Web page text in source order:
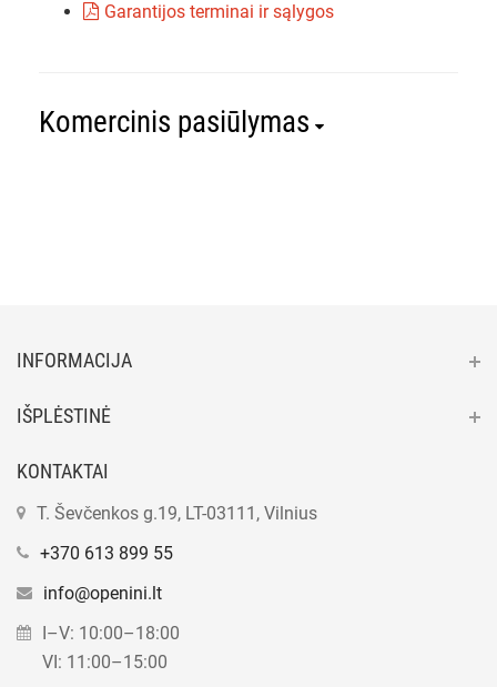
Garantijos terminai ir sąlygos
Komercinis pasiūlymas
INFORMACIJA
IŠPLĖSTINĖ
KONTAKTAI
T. Ševčenkos g.19, LT-03111, Vilnius
+370 613 899 55
info@openini.lt
I–V: 10:00–18:00
VI: 11:00–15:00